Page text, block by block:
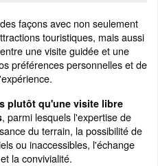
façons avec non seulement
touristiques, mais aussi
une visite guidée et une
préférences personnelles et de
plutôt qu'une visite libre
, parmi lesquels l'expertise de
du terrain, la possibilité de
ou inaccessibles, l'échange
la convivialité.